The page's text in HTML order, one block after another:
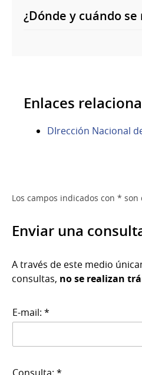
¿Dónde y cuándo se
Enlaces
DIrección Nacional
Los campos indicados con * son
Enviar una
A través de este medio
consultas, no se realizan
E-mail: *